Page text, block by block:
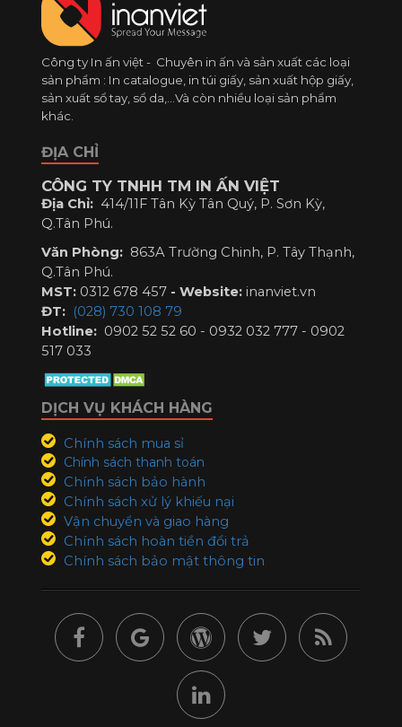
Công ty In ấn việt - Chuyên in ấn và sản xuất các loại
sản phẩm : In catalogue, in túi giấy, sản xuất hộp giấy,
sản xuất sổ tay, sổ da,...Và còn nhiều loại sản phẩm
khác.
ĐỊA CHỈ
CÔNG TY TNHH TM IN ẤN VIỆT
Địa Chỉ: 414/11F Tân Kỳ Tân Quý, P. Sơn Kỳ,
Q.Tân Phú.
Văn Phòng: 863A Trường Chinh, P. Tây Thạnh,
Q.Tân Phú.
MST: 0312 678 457- Website: inanviet.vn
ĐT: (028) 730 108 79
Hotline: 0902 52 52 60 - 0932 032 777 - 0902
517 033
DỊCH VỤ KHÁCH HÀNG
Chính sách mua sỉ
Chính sách thanh toán
Chính sách bảo hành
Chính sách xử lý khiếu nại
Vận chuyển và giao hàng
Chính sách hoàn tiền đổi trả
Chính sách bảo mật thông tin